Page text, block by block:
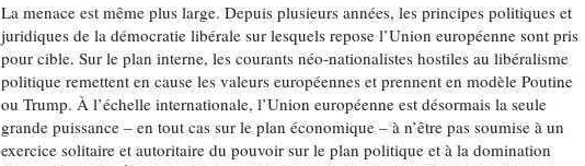
La menace est même plus large. Depuis plusieurs années, les principes politiques et
juridiques de la démocratie libérale sur lesquels repose l’Union européenne sont pris
pour cible. Sur le plan interne, les courants néo-nationalistes hostiles au libéralisme
politique remettent en cause les valeurs européennes et prennent en modèle Poutine
ou Trump. À l’échelle internationale, l’Union européenne est désormais la seule
grande puissance – en tout cas sur le plan économique – à n’être pas soumise à un
exercice solitaire et autoritaire du pouvoir sur le plan politique et à la domination